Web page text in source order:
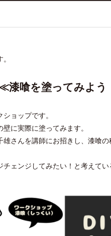
漆喰を塗ってみよ
ョップです。
に実際に塗ってみます。
さんを講師にお招きし、漆喰
ェンジしてみたい！と考えてい